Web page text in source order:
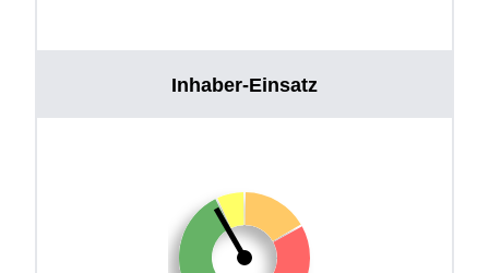
Inhaber-Einsatz